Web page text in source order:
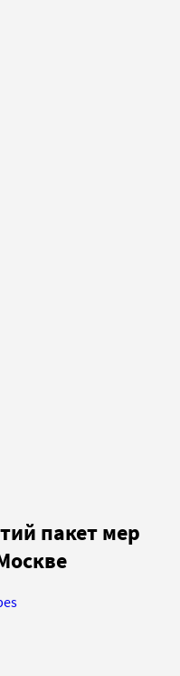
пакет мер